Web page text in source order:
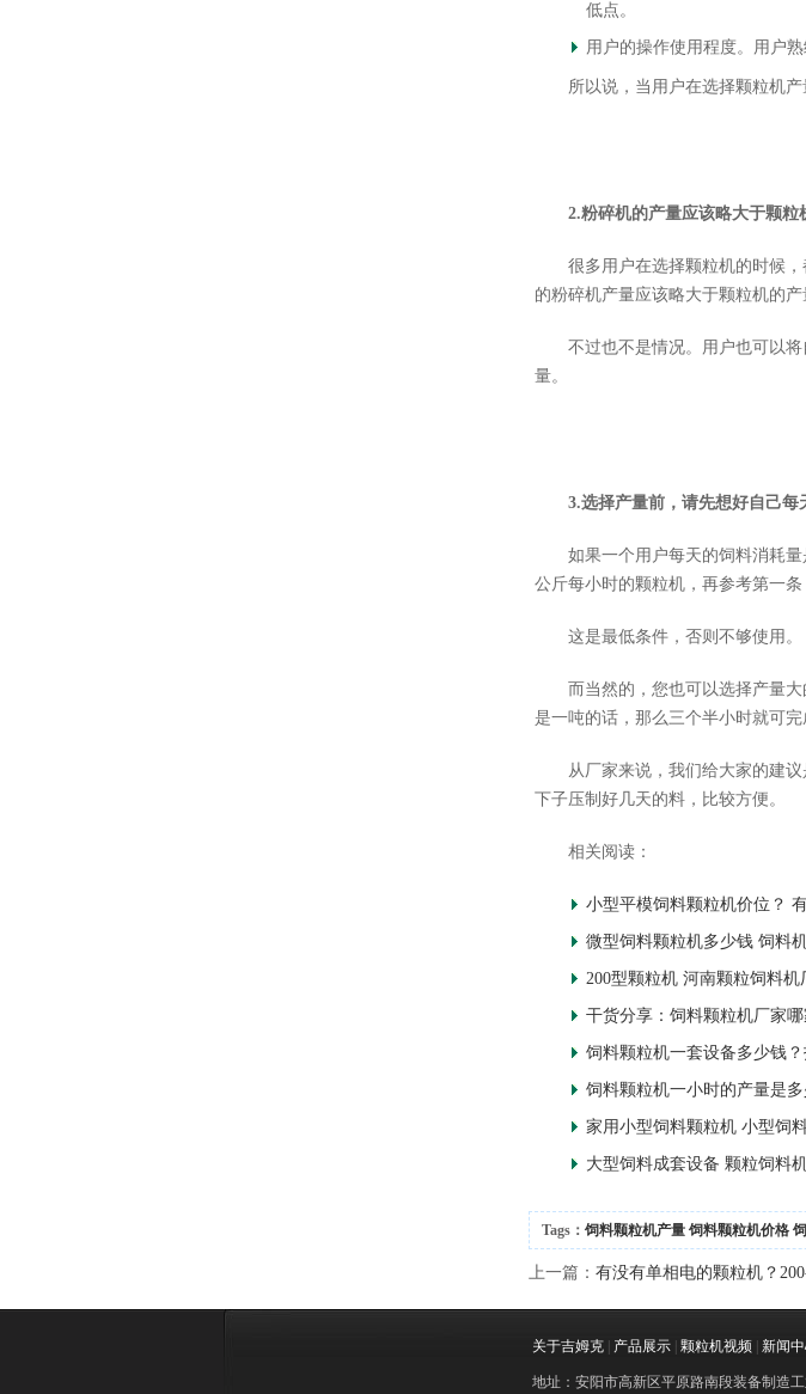
低点。
用户的操作使用程度。用户
所以说，当用户在选择颗粒机
2.粉碎机的产量应该略大于颗粒
很多用户在选择颗粒机的时候
的粉碎机产量应该略大于颗粒机的产
不过也不是情况。用户也可以
量。
3.选择产量前，请先想好自己每
如果一个用户每天的饲料消耗
公斤每小时的颗粒机，再参考第一
这是最低条件，否则不够使用。
而当然的，您也可以选择产量
是一吨的话，那么三个半小时就可
从厂家来说，我们给大家的建
下子压制好几天的料，比较方便。
相关阅读：
小型平模饲料颗粒机价位？
微型饲料颗粒机多少钱 饲料
200型颗粒机 河南颗粒饲料机
干货分享：饲料颗粒机厂家
饲料颗粒机一套设备多少钱
饲料颗粒机一小时的产量是多
家用小型饲料颗粒机 小型饲
大型饲料成套设备 颗粒饲料
Tags： 饲料颗粒机产量 饲料颗粒机价格
上一篇： 有没有单相电的颗粒机？
关于吉姆克 产品展示 颗粒机视频 新闻
地址：安阳市高新区平原路南段装备制造工